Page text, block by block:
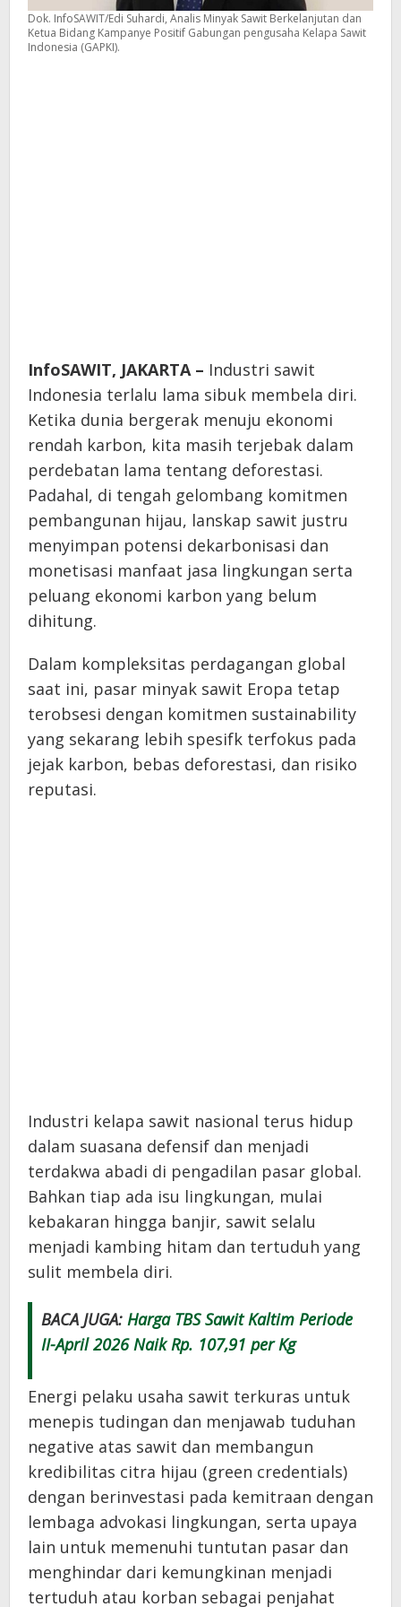
Dok. InfoSAWIT/Edi Suhardi, Analis Minyak Sawit Berkelanjutan dan
Ketua Bidang Kampanye Positif Gabungan pengusaha Kelapa Sawit
Indonesia (GAPKI).
InfoSAWIT, JAKARTA – Industri sawit
Indonesia terlalu lama sibuk membela diri.
Ketika dunia bergerak menuju ekonomi
rendah karbon, kita masih terjebak dalam
perdebatan lama tentang deforestasi.
Padahal, di tengah gelombang komitmen
pembangunan hijau, lanskap sawit justru
menyimpan potensi dekarbonisasi dan
monetisasi manfaat jasa lingkungan serta
peluang ekonomi karbon yang belum
dihitung.
Dalam kompleksitas perdagangan global
saat ini, pasar minyak sawit Eropa tetap
terobsesi dengan komitmen sustainability
yang sekarang lebih spesifk terfokus pada
jejak karbon, bebas deforestasi, dan risiko
reputasi.
Industri kelapa sawit nasional terus hidup
dalam suasana defensif dan menjadi
terdakwa abadi di pengadilan pasar global.
Bahkan tiap ada isu lingkungan, mulai
kebakaran hingga banjir, sawit selalu
menjadi kambing hitam dan tertuduh yang
sulit membela diri.
BACA JUGA: Harga TBS Sawit Kaltim Periode
II-April 2026 Naik Rp. 107,91 per Kg
Energi pelaku usaha sawit terkuras untuk
menepis tudingan dan menjawab tuduhan
negative atas sawit dan membangun
kredibilitas citra hijau (green credentials)
dengan berinvestasi pada kemitraan dengan
lembaga advokasi lingkungan, serta upaya
lain untuk memenuhi tuntutan pasar dan
menghindar dari kemungkinan menjadi
tertuduh atau korban sebagai penjahat